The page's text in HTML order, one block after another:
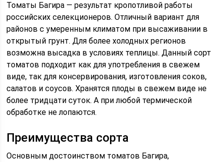
Томаты Багира — результат кропотливой работы
российских селекционеров. Отличный вариант для
районов с умеренным климатом при высаживании в
открытый грунт. Для более холодных регионов
возможна высадка в условиях теплицы. Данный сорт
томатов подходит как для употребления в свежем
виде, так для консервирования, изготовления соков,
салатов и соусов. Хранятся плоды в свежем виде не
более тридцати суток. А при любой термической
обработке не лопаются.
Преимущества сорта
Основным достоинством томатов Багира,